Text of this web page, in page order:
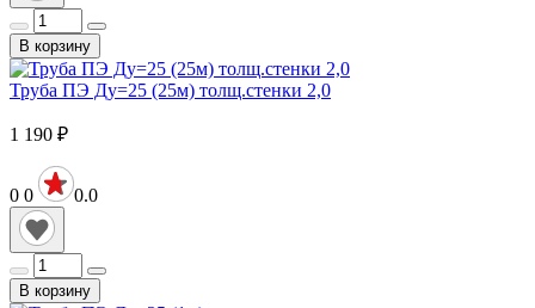
В корзину
Труба ПЭ Ду=25 (25м) толщ.стенки 2,0
1 190 ₽
0 0 0.0
В корзину